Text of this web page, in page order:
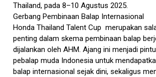
Thailand, pada 8–10 Agustus 2025.
Gerbang Pembinaan Balap Internasional
Honda Thailand Talent Cup merupakan
penting dalam skema pembinaan balap
dijalankan oleh AHM. Ajang ini menjadi
pebalap muda Indonesia untuk
balap internasional sejak dini, sekaligus